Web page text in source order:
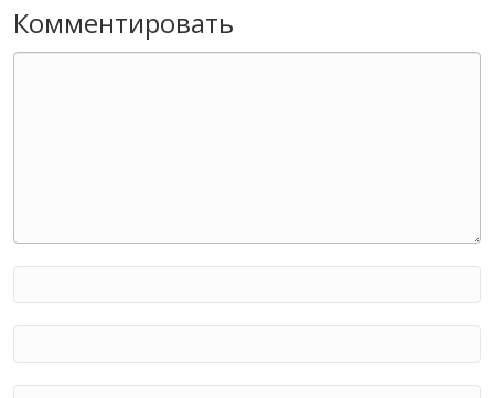
Комментировать